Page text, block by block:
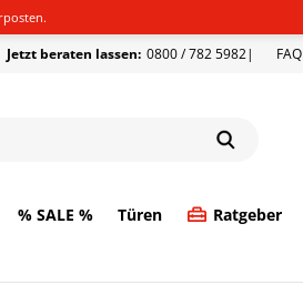
Jetzt beraten lassen: 0800 / 782 5982 FAQ
% SALE % Türen Ratgeber